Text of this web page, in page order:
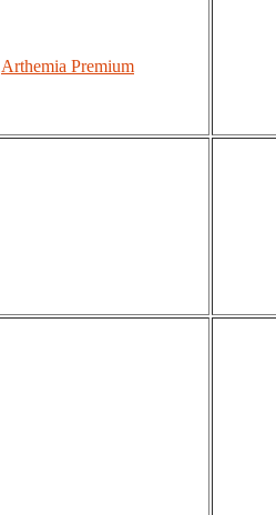
Arthemia Premium